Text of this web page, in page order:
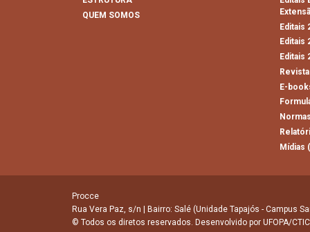
QUEM SOMOS
Editais
Editais
Editais
E-
Mídias
Procce
Rua Vera Paz, s/n | Bairro: Salé (Unidade Tapajós - Campus
© Todos os diretos reservados. Desenvolvido por UFOPA/CTIC